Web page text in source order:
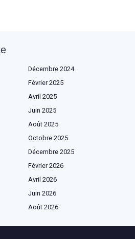
Décembre 2024
Février 2025
Avril 2025
Juin 2025
Août 2025
Octobre 2025
Décembre 2025
Février 2026
Avril 2026
Juin 2026
Août 2026